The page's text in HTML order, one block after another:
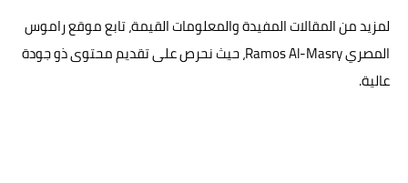
لمزيد من المقالات المفيدة والمعلومات القيمة، تابع موقع راموس
المصري Ramos Al-Masry، حيث نحرص على تقديم محتوى ذو جودة
عالية.